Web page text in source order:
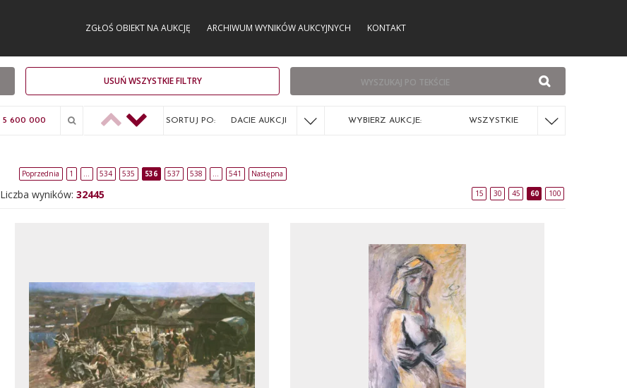
ZGŁOŚ OBIEKT NA AUKCJĘ ARCHIWUM WYNIKÓW AUKCYJNYCH KONTAKT
USUŃ WSZYSTKIE FILTRY
SORTUJ PO: DACIE AUKCJI WYBIERZ AUKCJE: WSZYSTKIE
Poprzednia 1 … 534 535 536 537 538 … 541 Następna
Liczba wyników: 32445 15 30 45 60 100